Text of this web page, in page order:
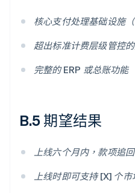
核心支付处理基础设施
超出标准计费层级管控
完整的 ERP 或总账功能
B.5 期望结果
上线六个月内，款项追
上线时即可支持 [X] 个